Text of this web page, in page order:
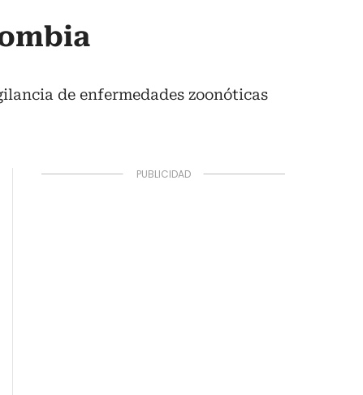
de enfermedades zoonóticas